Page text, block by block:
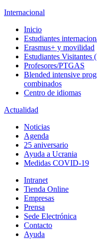
Internacional
Inicio
Estudiantes
Erasmus+ y movilidad
Estudiantes Visitantes
Profesores/PTGAS
Blended intensive
combinados
Centro de idiomas
Actualidad
Noticias
Agenda
25 aniversario
Ayuda a Ucrania
Medidas COVID-19
Intranet
Tienda Online
Empresas
Prensa
Sede Electrónica
Contacto
Ayuda